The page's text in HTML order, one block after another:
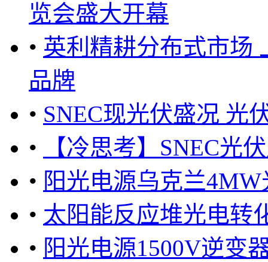
览会盛大开幕
• 英利精耕分布式市场
品牌
• SNEC现光伏盛况 光
•
【冷思考】SNEC光
• 阳光电源乌克兰
• 太阳能反应堆光电转
• 阳光电源1500V逆变